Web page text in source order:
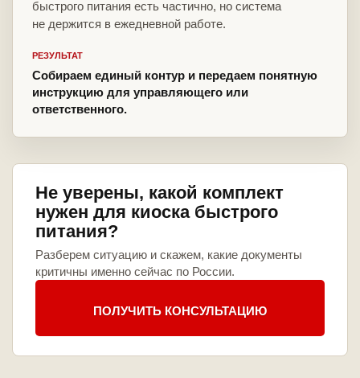
быстрого питания есть частично, но система
не держится в ежедневной работе.
РЕЗУЛЬТАТ
Собираем единый контур и передаем понятную
инструкцию для управляющего или
ответственного.
Не уверены, какой комплект
нужен для киоска быстрого
питания?
Разберем ситуацию и скажем, какие документы
критичны именно сейчас по России.
ПОЛУЧИТЬ КОНСУЛЬТАЦИЮ